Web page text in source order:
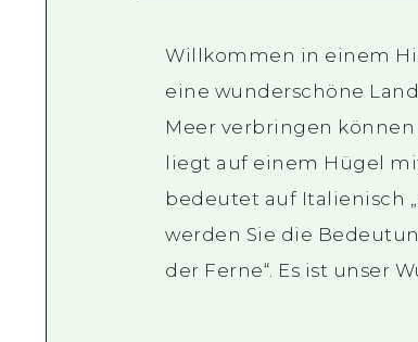
Willkommen in einem
eine wunderschöne
Meer verbringen können
liegt auf einem Hügel
bedeutet auf Italienisch
werden Sie die
der Ferne“. Es ist unser